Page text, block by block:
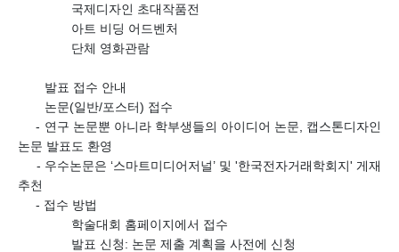
국제디자인 초대작품전
아트 비딩 어드벤처
단체 영화관람
발표 접수 안내
논문(일반/포스터) 접수
- 연구 논문뿐 아니라 학부생들의 아이디어 논문
캡스톤디자인
논문 발표도 환영
- 우수논문은 ‘스마트미디어저널’ 및 '한국전자거래학회지' 게재
추천
- 접수 방법
학술대회 홈페이지에서 접수
발표 신청: 논문 제출 계획을 사전에 신청